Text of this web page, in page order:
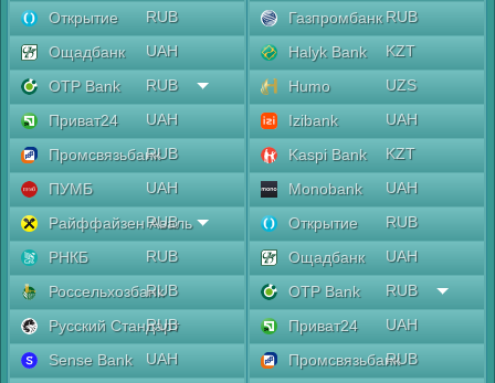
Открытие
RUB
Ощадбанк
UAH
OTP Bank
RUB
Приват24
UAH
ПромсвязьбанкRUB
ПУМБ
UAH
Райффайзен Аваль
RUB
РНКБ
RUB
РоссельхозбанкRUB
Русский Стандарт
RUB
Sense Bank
UAH
Газпромбанк RUB
Halyk Bank
KZT
Humo
UZS
Izibank
UAH
Kaspi Bank
KZT
Monobank
UAH
Открытие
RUB
Ощадбанк
UAH
OTP Bank
RUB
Приват24
UAH
ПромсвязьбанкRUB